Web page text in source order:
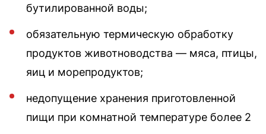
бутилированной воды;
обязательную термическую обработку
продуктов животноводства — мяса, птицы,
яиц и морепродуктов;
недопущение хранения приготовленной
пищи при комнатной температуре более 2